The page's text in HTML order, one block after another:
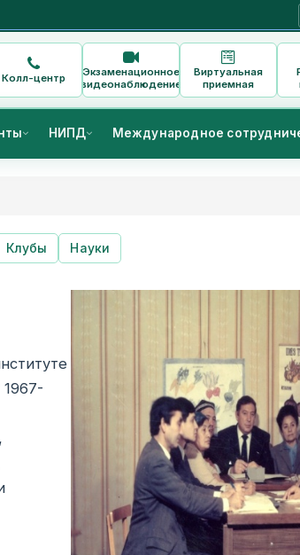
Колл-центр
Экзаменационное
видеонаблюдение
Виртуальная
приемная
НИПД Международное
Клубы Науки